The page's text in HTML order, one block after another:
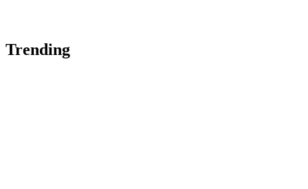
Trending